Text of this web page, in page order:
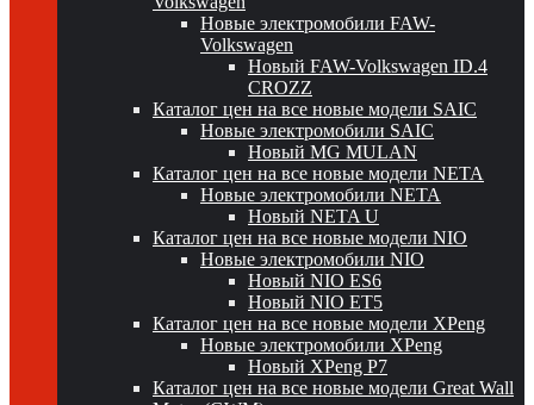
Новые электромобили FAW-
Volkswagen
Новый FAW-Volkswagen ID.4
CROZZ
Каталог цен на все новые модели SAIC
Новые электромобили SAIC
Новый MG MULAN
Каталог цен на все новые модели NETA
Новые электромобили NETA
Новый NETA U
Каталог цен на все новые модели NIO
Новые электромобили NIO
Новый NIO ES6
Новый NIO ET5
Каталог цен на все новые модели XPeng
Новые электромобили XPeng
Новый XPeng P7
Каталог цен на все новые модели Great Wall